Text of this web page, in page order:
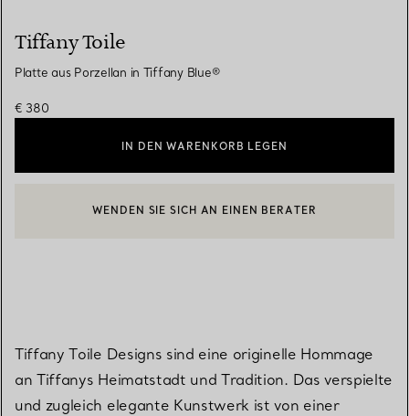
Tiffany Toile
Platte aus Porzellan in Tiffany Blue®
€ 380
IN DEN WARENKORB LEGEN
EINEN KUNDENBERATER KONTAKTIEREN ODER EINEN
Tiffany Toile Designs sind eine originelle Hommage
an Tiffanys Heimatstadt und Tradition. Das verspielte
und zugleich elegante Kunstwerk ist von einer